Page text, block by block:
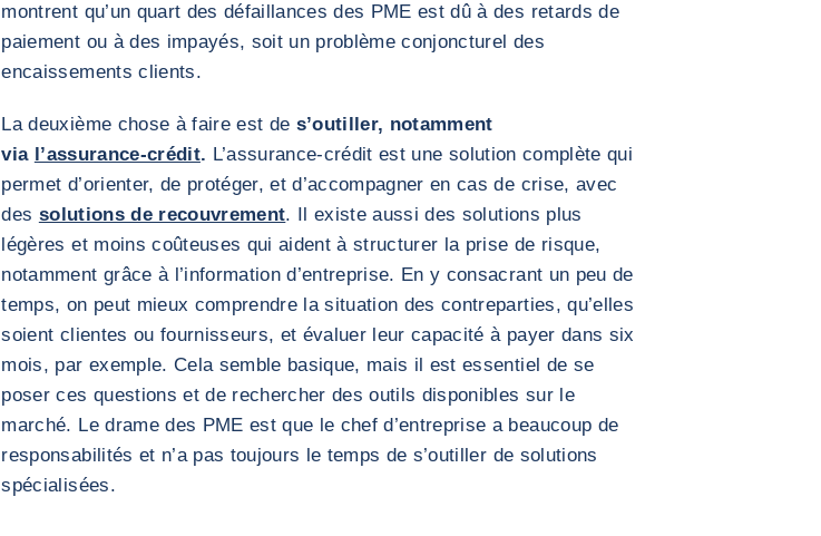
montrent qu’un quart des défaillances des PME est dû à des retards de
paiement ou à des impayés, soit un problème conjoncturel des
encaissements clients.
La deuxième chose à faire est de s’outiller, notamment
via l’assurance-crédit. L’assurance-crédit est une solution complète qui
permet d’orienter, de protéger, et d’accompagner en cas de crise, avec
des solutions de recouvrement. Il existe aussi des solutions plus
légères et moins coûteuses qui aident à structurer la prise de risque,
notamment grâce à l’information d’entreprise. En y consacrant un peu de
temps, on peut mieux comprendre la situation des contreparties, qu’elles
soient clientes ou fournisseurs, et évaluer leur capacité à payer dans six
mois, par exemple. Cela semble basique, mais il est essentiel de se
poser ces questions et de rechercher des outils disponibles sur le
marché. Le drame des PME est que le chef d’entreprise a beaucoup de
responsabilités et n’a pas toujours le temps de s’outiller de solutions
spécialisées.